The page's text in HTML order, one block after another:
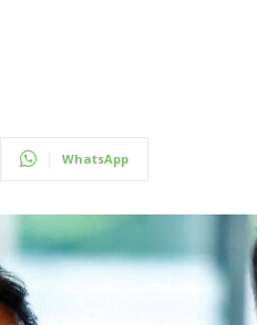
WhatsApp